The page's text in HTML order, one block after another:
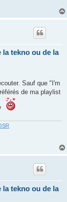
la tekno ou de la
Sauf que "I'm
de ma playlist
la tekno ou de la